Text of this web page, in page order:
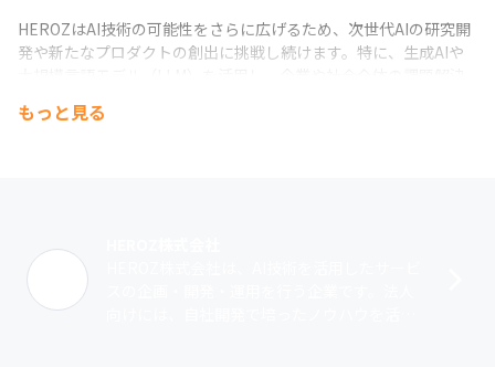
HEROZはAI技術の可能性をさらに広げるため、次世代AIの研究開
発や新たなプロダクトの創出に挑戦し続けます。特に、生成AIや
もっと見る